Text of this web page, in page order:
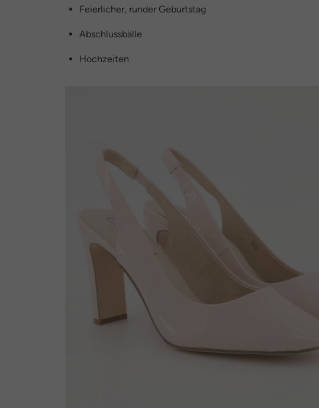
Feierlicher, runder Geburtstag
Abschlussbälle
Hochzeiten